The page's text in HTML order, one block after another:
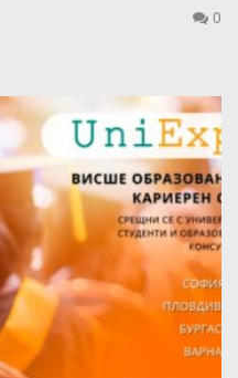
0